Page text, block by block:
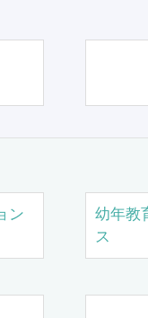
ン
幼年教
ス